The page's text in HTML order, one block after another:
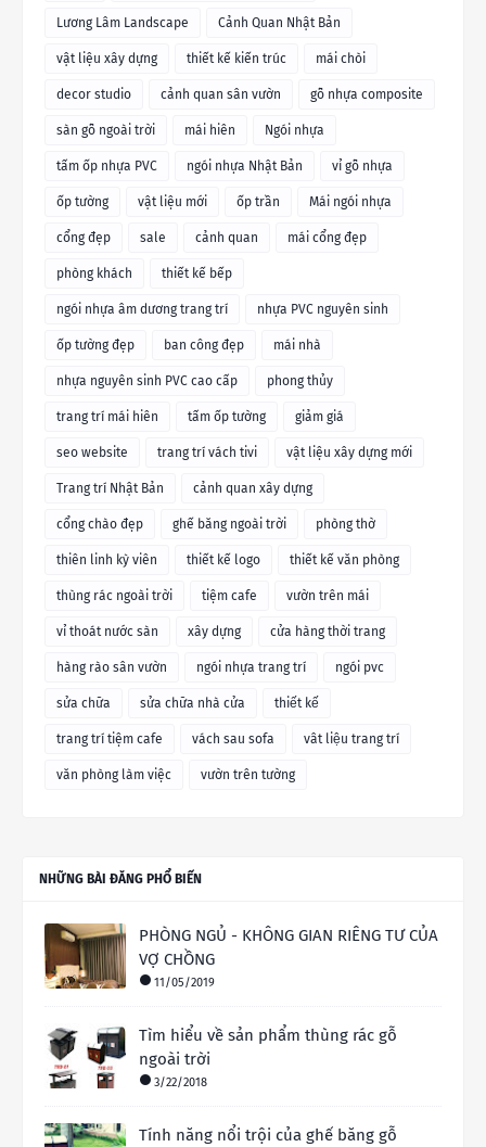
Lương Lâm Landscape Cảnh Quan Nhật Bản
vật liệu xây dựng thiết kế kiến trúc mái chòi
decor studio cảnh quan sân vườn gỗ nhựa composite
sàn gỗ ngoài trời mái hiên Ngói nhựa
tấm ốp nhựa PVC ngói nhựa Nhật Bản vỉ gỗ nhựa
ốp tường vật liệu mới ốp trần Mái ngói nhựa
cổng đẹp sale cảnh quan mái cổng đẹp
phòng khách thiết kế bếp
ngói nhựa âm dương trang trí nhựa PVC nguyên sinh
ốp tường đẹp ban công đẹp mái nhà
nhựa nguyên sinh PVC cao cấp phong thủy
trang trí mái hiên tấm ốp tường giảm giá
seo website trang trí vách tivi vật liệu xây dựng mới
Trang trí Nhật Bản cảnh quan xây dựng
cổng chào đẹp ghế băng ngoài trời phòng thờ
thiên linh kỳ viên thiết kế logo thiết kế văn phòng
thùng rác ngoài trời tiệm cafe vườn trên mái
vỉ thoát nước sàn xây dựng cửa hàng thời trang
hàng rào sân vườn ngói nhựa trang trí ngói pvc
sửa chữa sửa chữa nhà cửa thiết kế
trang trí tiệm cafe vách sau sofa vât liệu trang trí
văn phòng làm việc vườn trên tường
NHỮNG BÀI ĐĂNG PHỔ BIẾN
PHÒNG NGỦ - KHÔNG GIAN RIÊNG TƯ CỦA
VỢ CHỒNG
11/05/2019
Tìm hiểu về sản phẩm thùng rác gỗ
ngoài trời
3/22/2018
Tính năng nổi trội của ghế băng gỗ